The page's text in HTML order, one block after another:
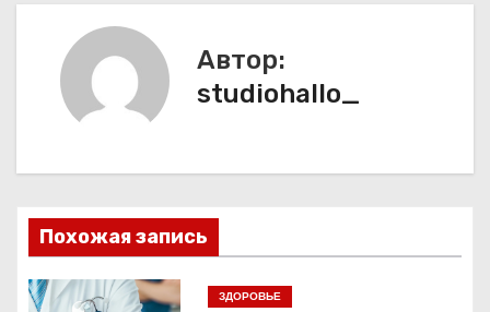
и
я
п
Автор:
studiohallo_
Похожая запись
ЗДОРОВЬЕ